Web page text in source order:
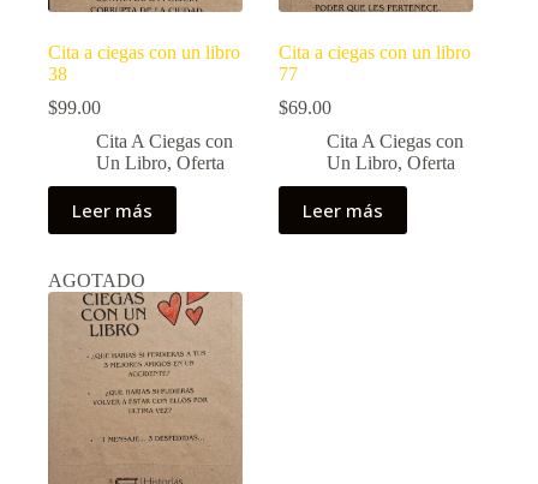
Cita a ciegas con un libro
38
$99.00
Cita A Ciegas con
Un Libro, Oferta
Leer más
Cita a ciegas con un libro
77
$69.00
Cita A Ciegas con
Un Libro,Oferta
Leer más
AGOTADO